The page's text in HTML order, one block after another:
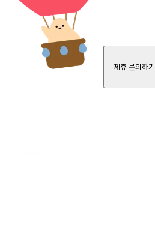
제휴 문의하기